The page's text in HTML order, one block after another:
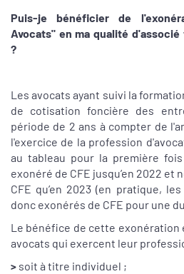
Puis-je bénéficier de
Avocats" en ma qualité d'associé
?
Les avocats ayant suivi la
de cotisation foncière des
période de 2 ans à compter de
l'exercice de la profession
au tableau pour la première
exonéré de CFE jusqu’en 2022 et
CFE qu’en 2023 (en pratique,
donc exonérés de CFE pour une
Le bénéfice de cette
avocats qui exercent leur
> soit à titre individuel ;